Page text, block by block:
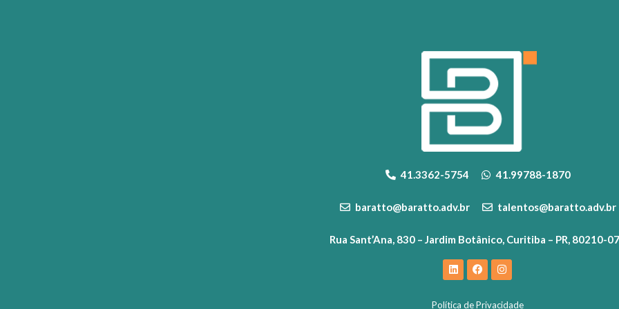
41.3362-5754 41.99788-1870
baratto@baratto.adv.br talentos@baratto.adv.br
Rua Sant’Ana, 830 – Jardim Botânico, Curitiba – PR, 80210-
Política de Privacidade